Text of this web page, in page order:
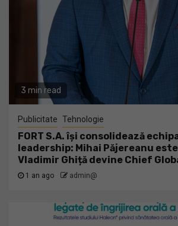
3 min read
Publicitate Tehnologie
FORT S.A. își consolidează
leadership: Mihai Păjereanu este
Vladimir Ghiță devine Chief
1 an ago admin@